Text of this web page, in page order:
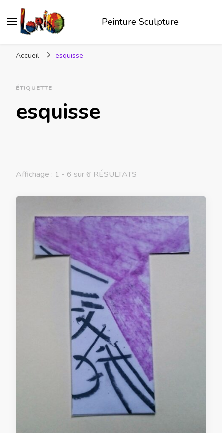
Peinture Sculpture
Accueil esquisse
ÉTIQUETTE
esquisse
Affichage : 1 - 6 sur 6 RÉSULTATS